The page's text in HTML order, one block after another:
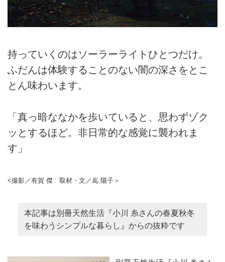
持っていくのはソーラーライトひとつだけ。
ふだんは体験することのない闇の深さをとこ
とん味わいます。
「真っ暗ななかを歩いていると、思わずゾク
ッとするほど。非日常的な感覚に襲われま
す」
<撮影／有賀 傑 取材・文／嶌 陽子＞
本記事は別冊天然生活『小川 糸さんの春夏秋冬
を味わうシンプルな暮らし』からの抜粋です